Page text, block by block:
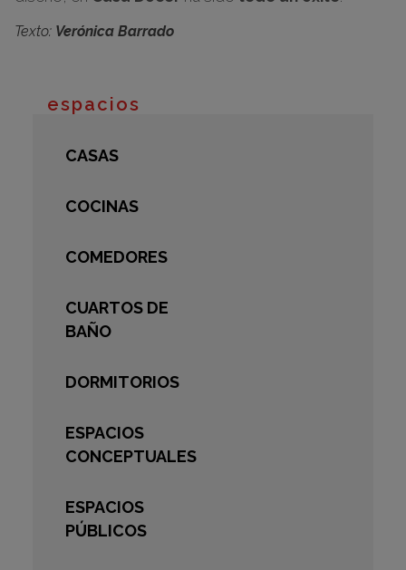
Texto: Verónica Barrado
espacios
CASAS
COCINAS
COMEDORES
CUARTOS DE
BAÑO
DORMITORIOS
ESPACIOS
CONCEPTUALES
ESPACIOS
PÚBLICOS